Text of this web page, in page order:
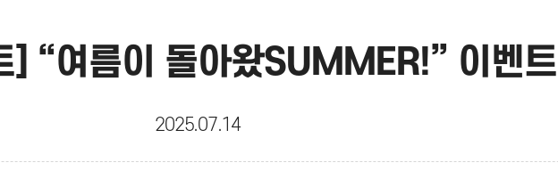
] “여름이 돌아왔SUMMER!” 이벤트
2025.07.14